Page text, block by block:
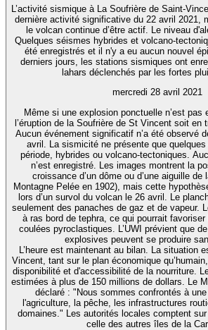
L’activité sismique à La Soufrière de Saint-
dernière activité significative du 22 avril 2021,
le volcan continue d’être actif. Le niveau
Quelques séismes hybrides et volcano-
été enregistrés et il n'y a eu aucun nouvel
derniers jours, les stations sismiques ont
lahars déclenchés par les fortes
mercredi 28 avril 2021
Même si une explosion ponctuelle n’est pas
l’éruption de la Soufrière de St Vincent soit en
Aucun événement significatif n’a été observé
avril. La sismicité ne présente que
période, hybrides ou volcano-tectoniques.
n’est enregistré. Les images montrent la
croissance d’un dôme ou d’une aiguille
Montagne Pelée en 1902), mais cette
lors d’un survol du volcan le 26 avril. Le
seulement des panaches de gaz et de vapeur.
à ras bord de tephra, ce qui pourrait
coulées pyroclastiques. L’UWI prévient que
explosives peuvent se produire
L’heure est maintenant au bilan. La situation
Vincent, tant sur le plan économique
disponibilité et d'accessibilité de la nourriture.
estimées à plus de 150 millions de dollars. Le
déclaré : "Nous sommes confrontés à
l'agriculture, la pêche, les infrastructures
domaines." Les autorités locales comptent sur
celle des autres îles de la